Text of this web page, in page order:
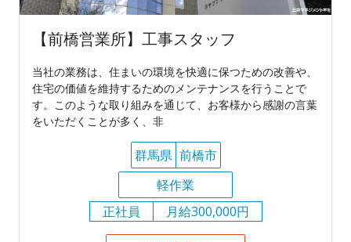
【前橋営業所】工事スタッフ
当社の業務は、住まいの環境を快適に保つための改善や、
住宅の価値を維持するためのメンテナンスを行うことで
す。このような取り組みを通じて、お客様から感謝の言葉
をいただくことが多く、非
群馬県 前橋市
軽作業
正社員
月給300,000円